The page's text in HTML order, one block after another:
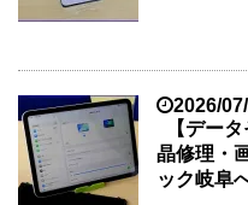
2026/
【デー
晶修理・
ック岐阜